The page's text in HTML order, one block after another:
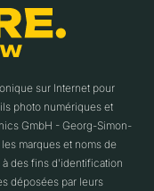
sur Internet pour
photo numériques et
GmbH - Georg-Simon-
marques et noms de
à des fins d'identification
déposées par leurs